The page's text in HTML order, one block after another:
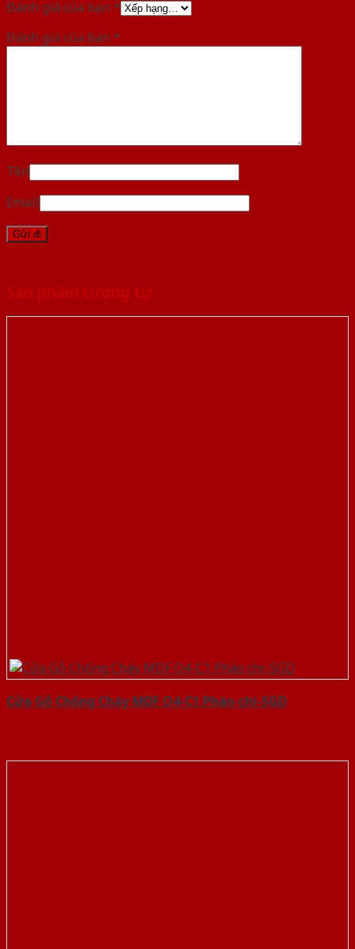
Đánh giá của bạn *
Đánh giá của bạn *
Tên
Email
Sản phẩm tương tự
Cửa Gỗ Chống Cháy MDF O4-C1 Phào chi-SGD